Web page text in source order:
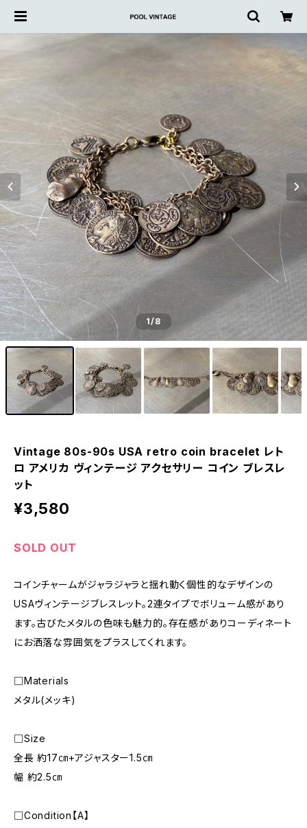
1/8
Vintage 80s-90s USA retro coin bracelet レト
ロ アメリカ ヴィンテージ アクセサリー コイン ブレスレ
ット
¥3,580
SOLD OUT
コインチャームがジャラジャラと揺れ動く個性的なデザインの
USAヴィンテージブレスレット。2連タイプでボリューム感があり
ます。古びたメタルの色味も魅力的。存在感がありコーディネート
にお洒落な雰囲気をプラスしてくれます。
□Materials
メタル(メッキ)
□Size
全長 約17㎝+アジャスター1.5㎝
幅 約2.5㎝
□Condition【A】